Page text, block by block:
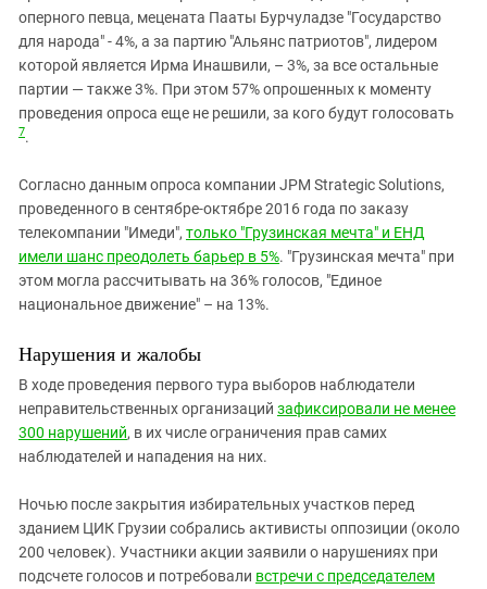
оперного певца, мецената Пааты Бурчуладзе "Государство
для народа" - 4%, а за партию "Альянс патриотов", лидером
которой является Ирма Инашвили, – 3%, за все остальные
партии — также 3%. При этом 57% опрошенных к моменту
проведения опроса еще не решили, за кого будут голосовать
7.
Согласно данным опроса компании JPM Strategic Solutions,
проведенного в сентябре-октябре 2016 года по заказу
телекомпании "Имеди", только "Грузинская мечта" и ЕНД
имели шанс преодолеть барьер в 5%. "Грузинская мечта" при
этом могла рассчитывать на 36% голосов, "Единое
национальное движение" – на 13%.
Нарушения и жалобы
В ходе проведения первого тура выборов наблюдатели
неправительственных организаций зафиксировали не менее
300 нарушений, в их числе ограничения прав самих
наблюдателей и нападения на них.
Ночью после закрытия избирательных участков перед
зданием ЦИК Грузии собрались активисты оппозиции (около
200 человек). Участники акции заявили о нарушениях при
подсчете голосов и потребовали встречи с председателем